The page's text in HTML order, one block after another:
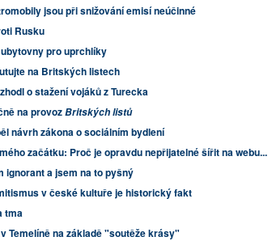
jsou při snižování emisí neúčinné
Rusku
pro uprchlíky
na Britských listech
o stažení vojáků z Turecka
na provozBritských listů
návrh zákona o sociálním bydlení
začátku: Proč je opravdu nepřijatelné šířit na webu...
ignorant a jsem na to pyšný
v české kultuře je historický fakt
tma
Temelíně na základě "soutěže krásy"